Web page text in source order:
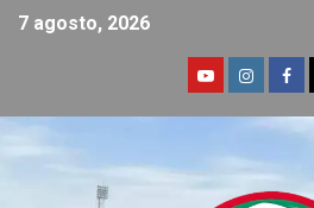
7 agosto, 2026